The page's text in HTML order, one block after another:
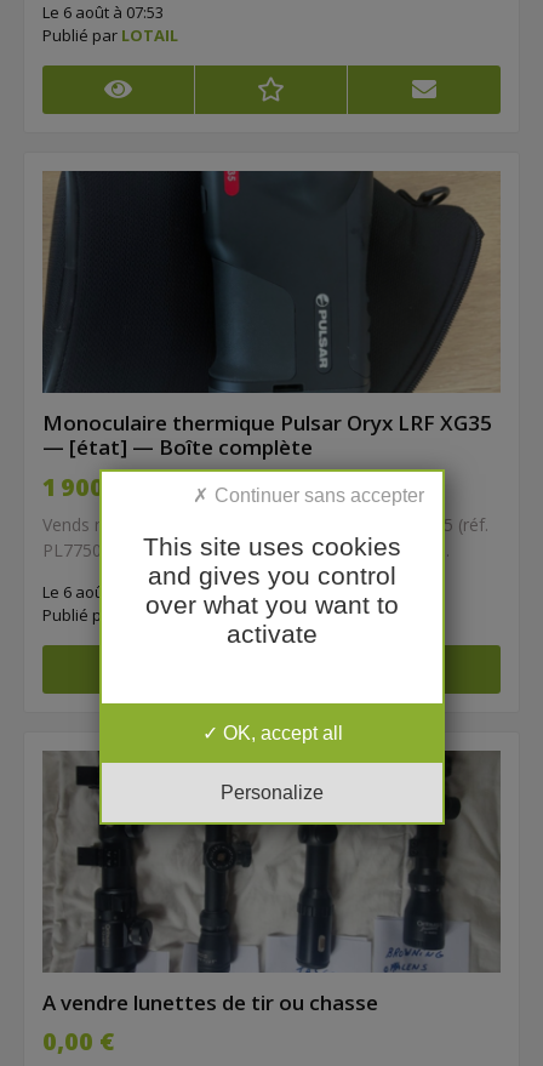
Le 6 août à 07:53
Publié par LOTAIL
Monoculaire thermique Pulsar Oryx LRF XG35
— [état] — Boîte complète
1 900,00 €
Vends monoculaire thermique Pulsar Oryx LRF XG35 (réf.
PL77504), acheté neuf le 28 octobre 2025, facture...
Le 6 août à 07:53
Publié par
Filoo
A vendre lunettes de tir ou chasse
0,00 €
This site uses cookies
and gives you control
over what you want to
activate
OK, accept all
Personalize